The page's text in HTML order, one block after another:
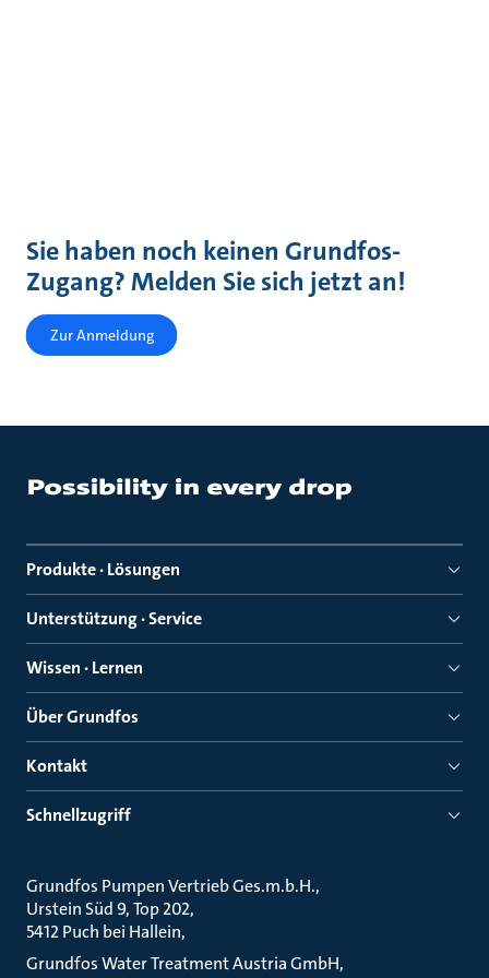
Sie haben noch keinen Grundfos-
Zugang? Melden Sie sich jetzt an!
Zur Anmeldung
Produkte · Lösungen
Unterstützung · Service
Wissen · Lernen
Über Grundfos
Kontakt
Schnellzugriff
Grundfos Pumpen Vertrieb Ges.m.b.H.
Urstein Süd 9, Top 202
5412 Puch bei Hallein
Grundfos Water Treatment Austria GmbH